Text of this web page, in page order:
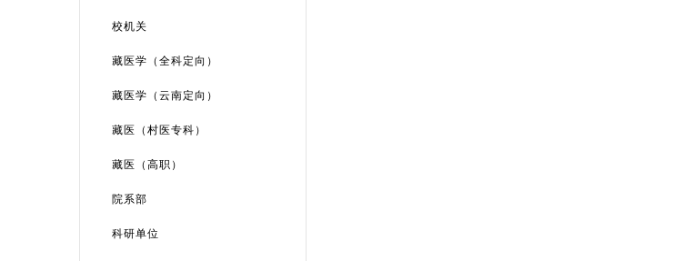
校机关
藏医学（全科定向）
藏医学（云南定向）
藏医（村医专科）
藏医（高职）
院系部
科研单位